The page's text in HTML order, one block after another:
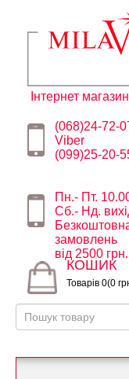
Інтернет
(068)24-72-
Viber
(099)25-20-
Пн.- Пт.
Сб.- Нд.
замовлень
від 2500 грн.
КОШИК
Товарів 0(0